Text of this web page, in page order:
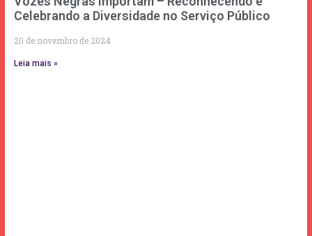
Celebrando a Diversidade no Serviço Público
20 de novembro de 2024
Leia mais »